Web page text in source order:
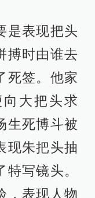
是表现把头
搏时由谁去
死签。他家
大把头求
生死博斗被
现朱把头抽
写镜头。
，表现人物